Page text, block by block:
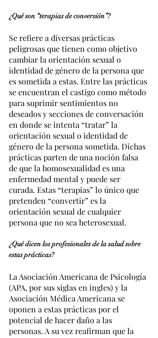
¿Qué son “terapias de conversión”?
Se refiere a diversas prácticas
peligrosas que tienen como objetivo
cambiar la orientación sexual o
identidad de género de la persona que
es sometida a estas. Entre las prácticas
se encuentran el castigo como método
para suprimir sentimientos no
deseados y secciones de conversación
en donde se intenta “tratar” la
orientación sexual o identidad de
género de la persona sometida. Dichas
prácticas parten de una noción falsa
de que la homosexualidad es una
enfermedad mental y puede ser
curada. Estas “terapias” lo único que
pretenden “convertir” es la
orientación sexual de cualquier
persona que no sea heterosexual.
¿Qué dicen los profesionales de la salud sobre
estas prácticas?
La Asociación Americana de Psicología
(APA, por sus siglas en ingles) y la
Asociación Médica Americana se
oponen a estas prácticas por el
potencial de hacer daño a las
personas. A su vez reafirman que la